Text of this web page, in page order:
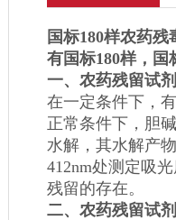
国标180样农药
有国标180样，国
一、农药残留试
在一定条件下，
正常条件下，胆
水解，其水解产
412nm处测定吸
残留的存在。
二、农药残留试